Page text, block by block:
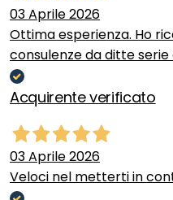
03 Aprile 2026
Ottima esperienza. Ho
consulenze da ditte
Acquirente verificato
03 Aprile 2026
Veloci nel metterti in